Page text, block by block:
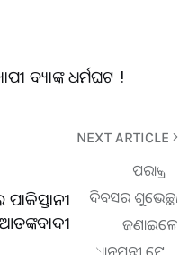
ବ୍ୟାଙ୍କ ଧର୍ମଘଟ !
NEXT ARTICLE
ଆତଙ୍କବାଦୀ